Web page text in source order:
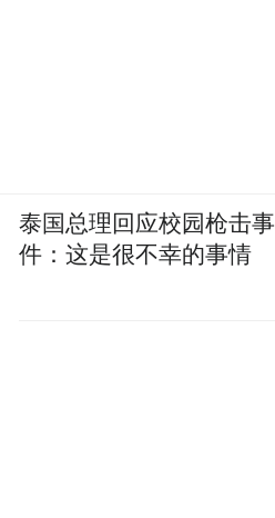
泰国总理回应校园枪击事
件：这是很不幸的事情